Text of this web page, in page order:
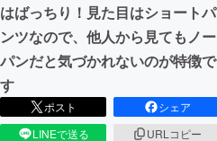
はばっちり！見た目はショートパ
ンツなので、他人から見てもノー
パンだと気づかれないのが特徴で
す
ポスト
シェア
LINEで送る
URLコピー